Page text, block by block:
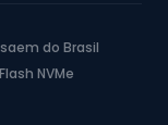
do Brasil
NVMe